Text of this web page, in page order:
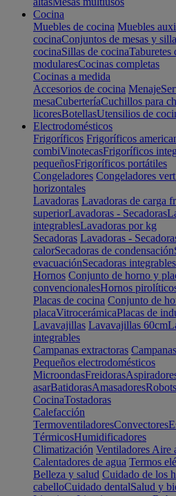
Cocina
Muebles de cocina Muebles
cocinaConjuntos de mesas y
cocinaSillas de cocinaTaburetes
modularesCocinas completas
Cocinas a medida
Accesorios de cocina Menaje
mesaCuberteríaCuchillos para
licoresBotellasUtensilios de
Electrodomésticos
Frigoríficos Frigoríficos
combiVinotecasFrigoríficos
pequeñosFrigoríficos portátiles
Congeladores Congeladores
horizontales
Lavadoras Lavadoras de carga
superiorLavadoras - Secadoras
integrablesLavadoras por kg
Secadoras Lavadoras -
calorSecadoras de condensación
evacuaciónSecadoras integrables
Hornos Conjunto de horno y
convencionalesHornos
Placas de cocina Conjunto de
placaVitrocerámicaPlacas de
Lavavajillas Lavavajillas 60cm
integrables
Campanas extractoras
Pequeños electrodomésticos
MicroondasFreidoras
asarBatidorasAmasadores
CocinaTostadoras
Calefacción
TermoventiladoresConvectores
TérmicosHumidificadores
Climatización Ventiladores Aire
Calentadores de agua Termos
Belleza y salud Cuidado de los
cabelloCuidado dentalSalud y